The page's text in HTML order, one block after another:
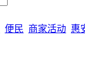
便民 商家活动 惠